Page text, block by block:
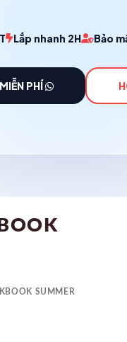
Lắp nhanh 2H Bảo
PHÍ
SUMMER